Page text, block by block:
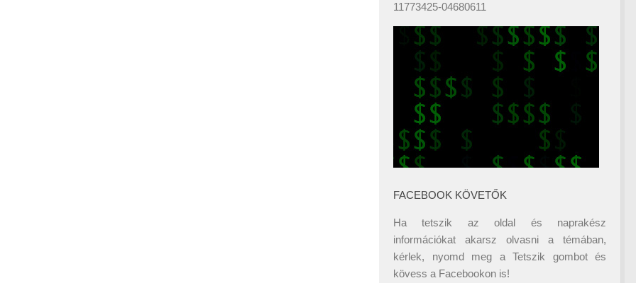
11773425-04680611
FACEBOOK KÖVETŐK
Ha tetszik az oldal és naprakész
információkat akarsz olvasni a témában,
kérlek, nyomd meg a Tetszik gombot és
kövess a Facebookon is!